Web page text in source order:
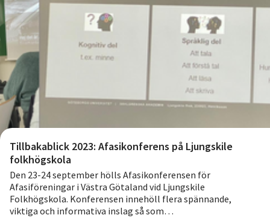
Tillbakablick 2023: Afasikonferens på Ljungskile
folkhögskola
Den 23-24 september hölls Afasikonferensen för
Afasiföreningar i Västra Götaland vid Ljungskile
Folkhögskola. Konferensen innehöll flera spännande,
viktiga och informativa inslag så som